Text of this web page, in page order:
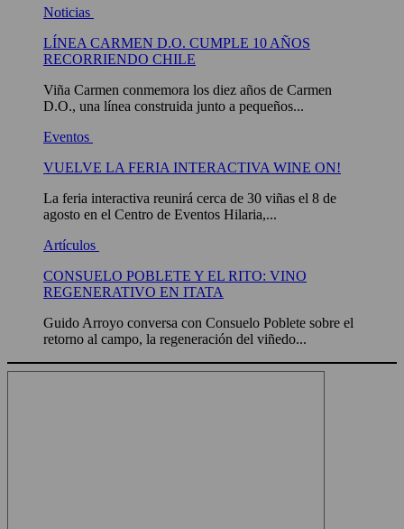
Noticias
LÍNEA CARMEN D.O. CUMPLE 10 AÑOS
RECORRIENDO CHILE
Viña Carmen conmemora los diez años de Carmen
D.O., una línea construida junto a pequeños...
Eventos
VUELVE LA FERIA INTERACTIVA WINE ON!
La feria interactiva reunirá cerca de 30 viñas el 8 de
agosto en el Centro de Eventos Hilaria,...
Artículos
CONSUELO POBLETE Y EL RITO: VINO
REGENERATIVO EN ITATA
Guido Arroyo conversa con Consuelo Poblete sobre el
retorno al campo, la regeneración del viñedo...